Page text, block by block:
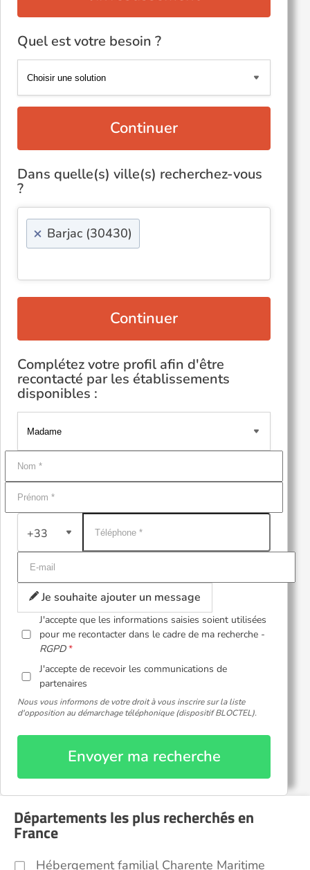
Quel est votre besoin ?
Continuer
Dans quelle(s) ville(s) recherchez-vous
?
× Barjac (30430)
Continuer
Complétez votre profil afin d'être
recontacté par les établissements
disponibles :
+33
Je souhaite ajouter un message
J'accepte que les informations saisies soient utilisées
pour me recontacter dans le cadre de ma recherche -
RGPD
J'accepte de recevoir les communications de
partenaires
Nous vous informons de votre droit à vous inscrire sur la liste
d'opposition au démarchage téléphonique (dispositif BLOCTEL).
Envoyer ma recherche
Départements les plus recherchés en
France
Hébergement familial Charente Maritime